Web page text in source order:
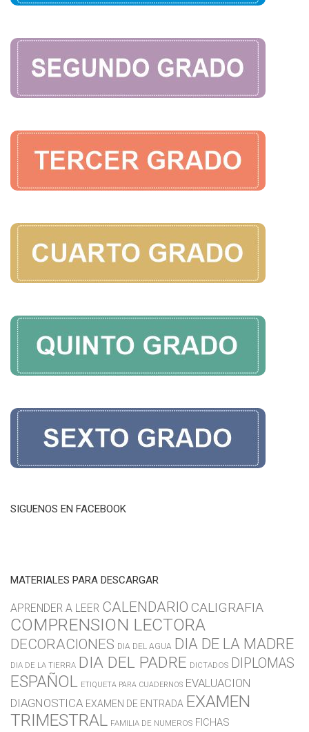
SIGUENOS EN FACEBOOK
MATERIALES PARA DESCARGAR
APRENDER A LEER CALENDARIO CALIGRAFIA
COMPRENSION LECTORA
DECORACIONES DIA DEL AGUA DIA DE LA MADRE
DIA DE LA TIERRA DIA DEL PADRE DICTADOS DIPLOMAS
ESPAÑOL ETIQUETA PARA CUADERNOS EVALUACION
DIAGNOSTICA EXAMEN DE ENTRADA EXAMEN
TRIMESTRAL FAMILIA DE NUMEROS FICHAS